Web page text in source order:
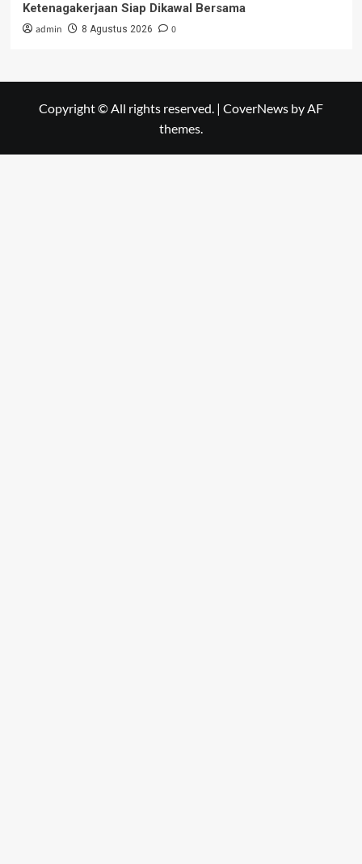
Ketenagakerjaan Siap Dikawal Bersama
admin 8 Agustus 2026 0
Copyright © All rights reserved. | CoverNews by AF
themes.